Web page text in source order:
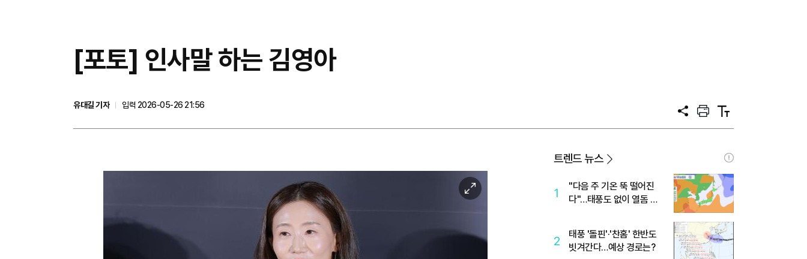
[포토] 인사말 하는 김영아
유대길 기자
입력 2026-05-26 21:56
공
프
트
텍
트
이
미
확
트렌드 뉴스
1
"다음 주 기온 뚝 떨어진
다"…태풍도 없이 열돔 박
2
태풍 '돌핀'·'찬홈' 한반도
빗겨간다…예상 경로는?